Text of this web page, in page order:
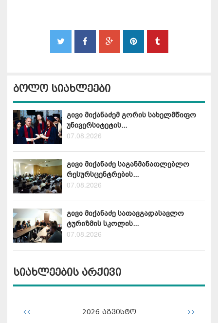
ბოლო სიახლეები
გივი მიქანაძემ გორის სახელმწიფო
უნივერსიტეტის...
07.08.2026
გივი მიქანაძე საგანმანათლებლო
რესურსცენტრების...
07.08.2026
გივი მიქანაძე სათავგადასავლო
ტურიზმის სკოლის...
07.08.2026
სიახლეების არქივი
<< 2026 აგვისტო >>